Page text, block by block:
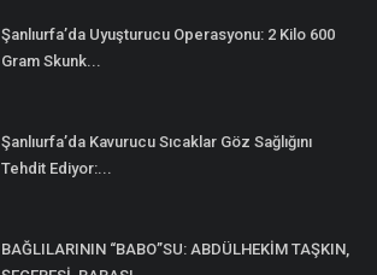
Şanlıurfa’da Uyuşturucu Operasyonu: 2 Kilo 600
Gram Skunk...
Şanlıurfa’da Kavurucu Sıcaklar Göz Sağlığını
Tehdit Ediyor:...
BAĞLILARININ “BABO”SU: ABDÜLHEKİM TAŞKIN,